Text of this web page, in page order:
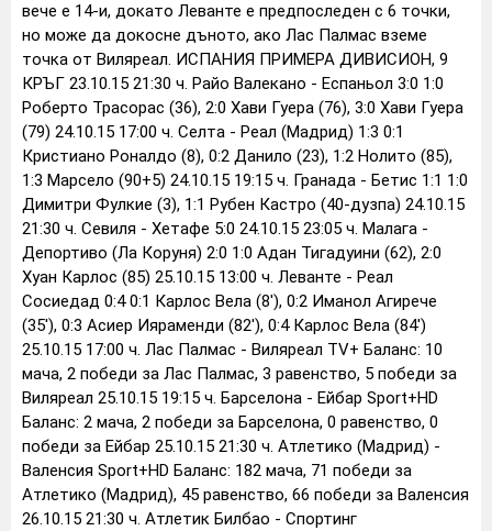
вече е 14-и, докато Леванте е предпоследен с 6 точки,
но може да докосне дъното, ако Лас Палмас вземе
точка от Виляреал. ИСПАНИЯ ПРИМЕРА ДИВИСИОН, 9
КРЪГ 23.10.15 21:30 ч. Райо Валекано - Еспаньол 3:0 1:0
Роберто Трасорас (36), 2:0 Хави Гуера (76), 3:0 Хави Гуера
(79) 24.10.15 17:00 ч. Селта - Реал (Мадрид) 1:3 0:1
Кристиано Роналдо (8), 0:2 Данило (23), 1:2 Нолито (85),
1:3 Марсело (90+5) 24.10.15 19:15 ч. Гранада - Бетис 1:1 1:0
Димитри Фулкие (3), 1:1 Рубен Кастро (40-дузпа) 24.10.15
21:30 ч. Севиля - Хетафе 5:0 24.10.15 23:05 ч. Малага -
Депортиво (Ла Коруня) 2:0 1:0 Адан Тигадуини (62), 2:0
Хуан Карлос (85) 25.10.15 13:00 ч. Леванте - Реал
Сосиедад 0:4 0:1 Карлос Вела (8'), 0:2 Иманол Агирече
(35'), 0:3 Асиер Ияраменди (82'), 0:4 Карлос Вела (84')
25.10.15 17:00 ч. Лас Палмас - Виляреал TV+ Баланс: 10
мача, 2 победи за Лас Палмас, 3 равенство, 5 победи за
Виляреал 25.10.15 19:15 ч. Барселона - Ейбар Sport+HD
Баланс: 2 мача, 2 победи за Барселона, 0 равенство, 0
победи за Ейбар 25.10.15 21:30 ч. Атлетико (Мадрид) -
Валенсия Sport+HD Баланс: 182 мача, 71 победи за
Атлетико (Мадрид), 45 равенство, 66 победи за Валенсия
26.10.15 21:30 ч. Атлетик Билбао - Спортинг